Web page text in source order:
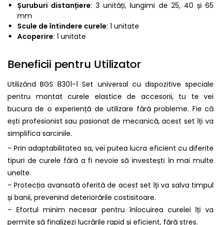
Șuruburi distanțiere: 3 unități, lungimi de 25, 40 și 65
mm
Scule de întindere curele: 1 unitate
Acoperire: 1 unitate
Beneficii pentru Utilizator
Utilizând BGS 8301-1 Set universal cu dispozitive speciale
pentru montat curele elastice de accesorii, tu te vei
bucura de o experiență de utilizare fără probleme. Fie că
ești profesionist sau pasionat de mecanică, acest set îți va
simplifica sarcinile.
– Prin adaptabilitatea sa, vei putea lucra eficient cu diferite
tipuri de curele fără a fi nevoie să investești în mai multe
unelte.
– Protecția avansată oferită de acest set îți va salva timpul
și banii, prevenind deteriorările costisitoare.
– Efortul minim necesar pentru înlocuirea curelei îți va
permite să finalizezi lucrările rapid și eficient, fără stres.